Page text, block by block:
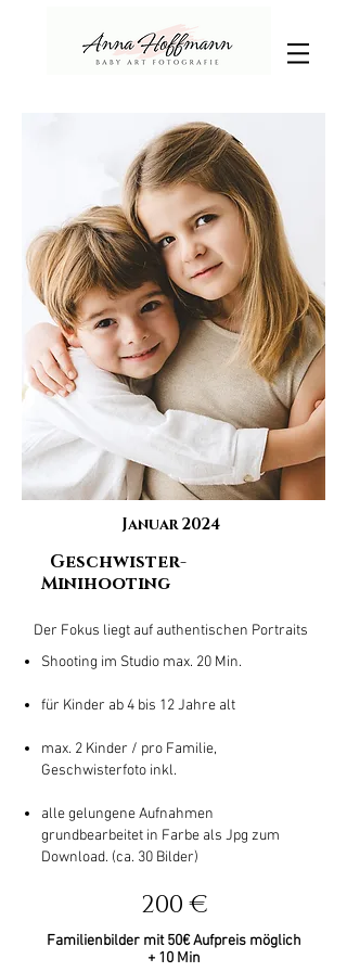
Januar 2024
Geschwister-
Minihooting
Der Fokus liegt auf authentischen Portraits
Shooting im Studio max. 20 Min.
für Kinder ab 4 bis 12 Jahre alt
max. 2 Kinder / pro Familie,
Geschwisterfoto inkl.
alle gelungene Aufnahmen
grundbearbeitet in Farbe als Jpg zum
Download. (ca. 30 Bilder)
200 €
Familienbilder mit 50€ Aufpreis möglich
+ 10 Min